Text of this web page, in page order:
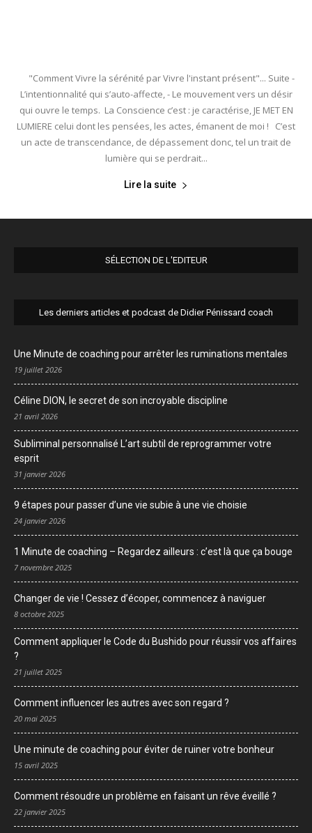
"Comment Vivre la sérénité par Vivre l'instant présent"... Suite -
L’intentionnalité qui s’auto-affecte, - Le mouvement vers un désir
qui ouvre le temps. La Conscience c’est : je caractérise, JE MET EN
LUMIERE celui dont les pensées, les actes, émanent de moi ! C’est
un acte de transcendance, de dépassement donc, tel un trait de
lumière qui se perdrait...
Lire la suite
SÉLECTION DE L'EDITEUR
Les derniers articles et podcast de Didier Pénissard coach
Une Minute de coaching pour arrêter les ruminations mentales
19 juillet 2026
Céline DION, le secret de son incroyable discipline
21 avril 2026
Subliminal personnalisé L’art subtil de reprogrammer votre
esprit
31 janvier 2026
9 étapes pour passer d’une vie subie à une vie choisie
24 janvier 2026
1 Minute de coaching – Regardez ailleurs : c’est là que ça bouge
7 novembre 2025
Changer de vie ! Cessez d’écoper, commencez à naviguer
8 octobre 2025
Comment appliquer le Code du Bushido pour réussir vos affaires
?
21 juillet 2025
Comment influencer les autres avec son regard ?
20 mai 2025
Une minute de coaching pour éviter de ruiner votre bonheur
15 avril 2025
Comment résoudre un problème en faisant un rêve éveillé ?
22 janvier 2025